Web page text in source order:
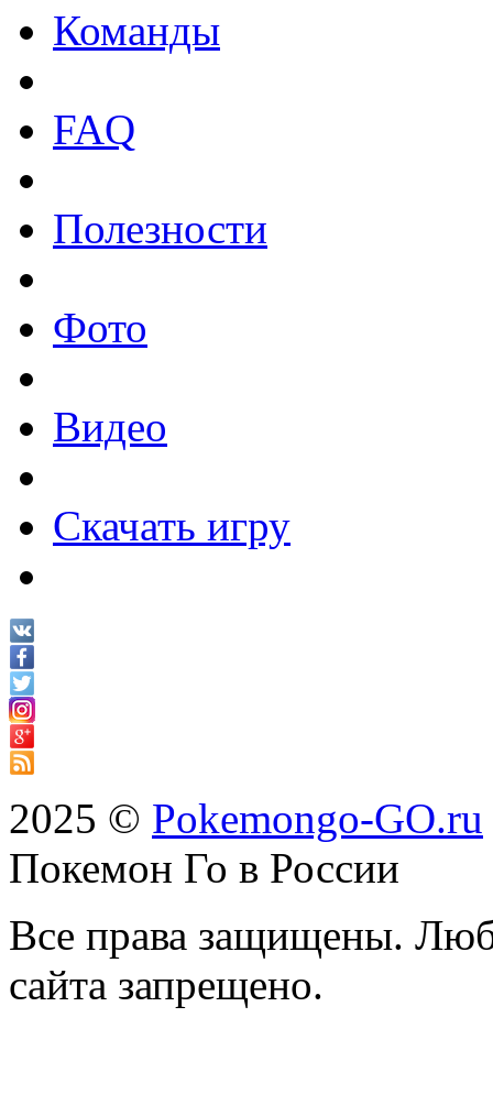
Команды
FAQ
Полезности
Фото
Видео
Скачать игру
2025 © Pokemongo-GO.ru
Покемон Го в России
Все права защищены.
сайта запрещено.